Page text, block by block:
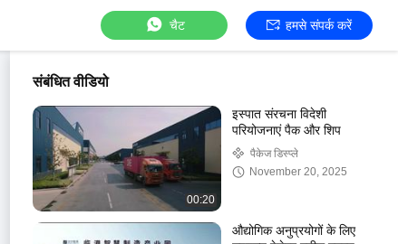
चैट हमसे संपर्क करें
संबंधित वीडियो
00:20
इस्पात संरचना विदेशी
परियोजनाएं पैक और शिप
पैकेज डिस्प्ले
November 20, 2025
औद्योगिक अनुप्रयोगों के लिए